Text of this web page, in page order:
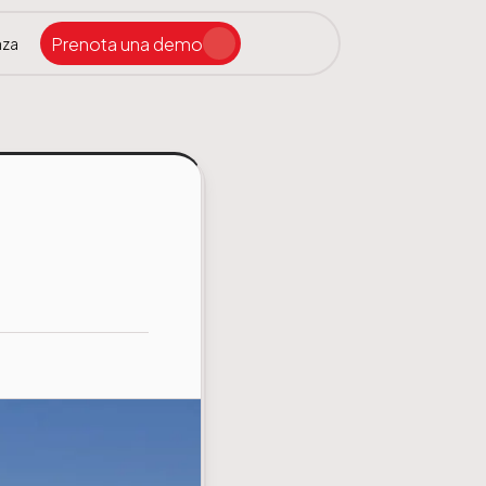
Prenota una demo